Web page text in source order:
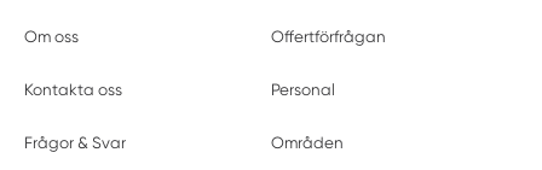
Om oss Offertförfrågan
Kontakta oss Personal
Frågor & Svar Områden